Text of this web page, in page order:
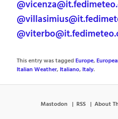
This entry was taggedEurope,
Italian Weather, Italiano, Italy.
Mastodon RSS About